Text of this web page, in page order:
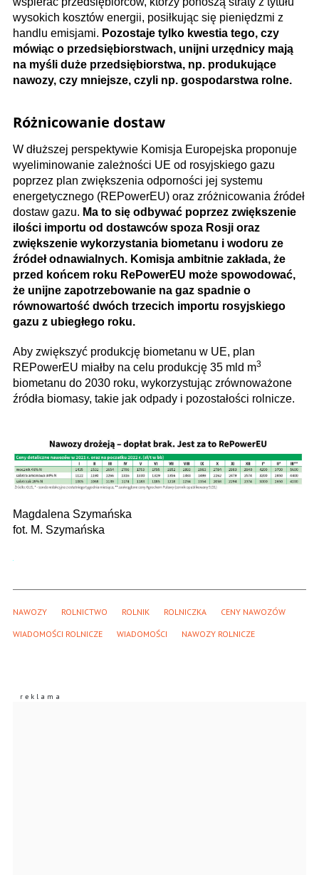
wysokich kosztów energii, posiłkując się pieniędzmi z
handlu emisjami. Pozostaje tylko kwestia tego, czy
mówiąc o przedsiębiorstwach, unijni urzędnicy mają
na myśli duże przedsiębiorstwa, np. produkujące
nawozy, czy mniejsze, czyli np. gospodarstwa rolne.
Różnicowanie dostaw
W dłuższej perspektywie Komisja Europejska proponuje
wyeliminowanie zależności UE od rosyjskiego gazu
poprzez plan zwiększenia odporności jej systemu
energetycznego (REPowerEU) oraz zróżnicowania źródeł
dostaw gazu. Ma to się odbywać poprzez zwiększenie
ilości importu od dostawców spoza Rosji oraz
zwiększenie wykorzystania biometanu i wodoru ze
źródeł odnawialnych. Komisja ambitnie zakłada, że
przed końcem roku RePowerEU może spowodować,
że unijne zapotrzebowanie na gaz spadnie o
równowartość dwóch trzecich importu rosyjskiego
gazu z ubiegłego roku.
Aby zwiększyć produkcję biometanu w UE, plan
REPowerEU miałby na celu produkcję 35 mld m3
biometanu do 2030 roku, wykorzystując zrównoważone
źródła biomasy, takie jak odpady i pozostałości rolnicze.
Magdalena Szymańska
fot. M. Szymańska
NAWOZY ROLNICTWO ROLNIK ROLNICZKA CENY NAWOZÓW
WIADOMOŚCI ROLNICZE WIADOMOŚCI NAWOZY ROLNICZE